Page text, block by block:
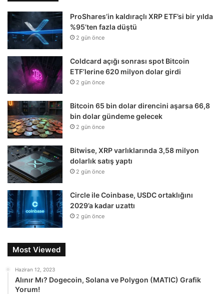
ProShares’in kaldıraçlı XRP ETF’si bir yılda
%95’ten fazla düştü
2 gün önce
Coldcard açığı sonrası spot Bitcoin
ETF’lerine 620 milyon dolar girdi
2 gün önce
Bitcoin 65 bin dolar direncini aşarsa 66,8
bin dolar gündeme gelecek
2 gün önce
Bitwise, XRP varlıklarında 3,58 milyon
dolarlık satış yaptı
2 gün önce
Circle ile Coinbase, USDC ortaklığını
2029’a kadar uzattı
2 gün önce
Most Viewed
Haziran 12, 2023
Alınır Mı? Dogecoin, Solana ve Polygon (MATIC) Grafik
Yorum!